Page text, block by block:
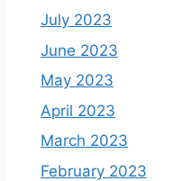
July 2023
June 2023
May 2023
April 2023
March 2023
February 2023